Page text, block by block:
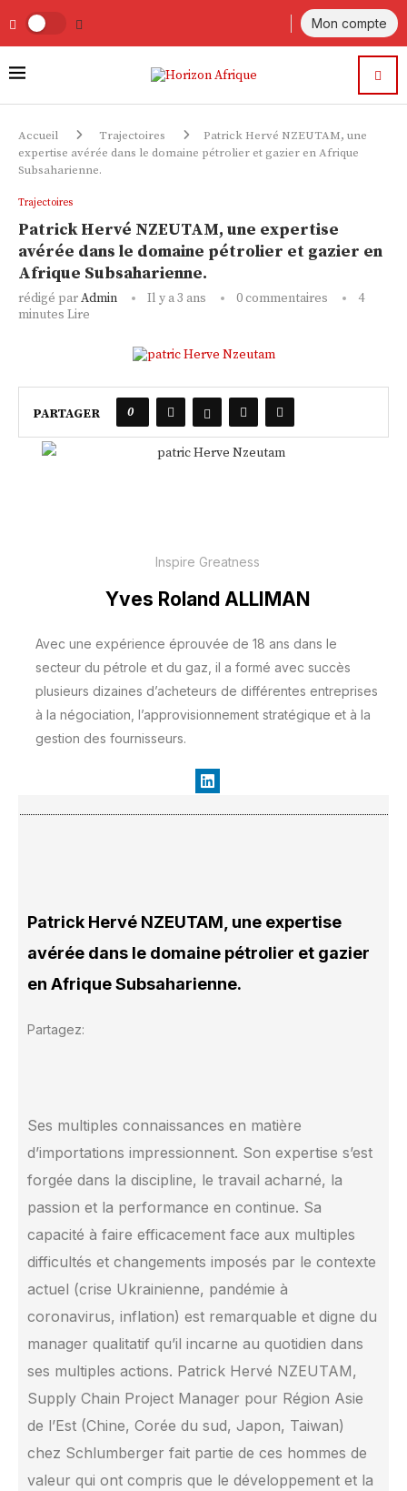
Mon compte
Accueil Trajectoires
Patrick Hervé NZEUTAM, une
expertise avérée dans le domaine pétrolier et gazier en Afrique
Subsaharienne.
Trajectoires
Patrick Hervé NZEUTAM, une expertise
avérée dans le domaine pétrolier et gazier en
Afrique Subsaharienne.
rédigé parAdmin Il y a 3 ans 0 commentaires
4
minutes Lire
PARTAGER 0
Inspire Greatness
Yves Roland ALLIMAN
Avec une expérience éprouvée de 18 ans dans le
secteur du pétrole et du gaz, il a formé avec succès
plusieurs dizaines d’acheteurs de différentes entreprises
à la négociation, l’approvisionnement stratégique et à la
gestion des fournisseurs.
Patrick Hervé NZEUTAM, une expertise
avérée dans le domaine pétrolier et gazier
en Afrique Subsaharienne.
Partagez:
Ses multiples connaissances en matière
d’importations impressionnent. Son expertise s’est
forgée dans la discipline, le travail acharné, la
passion et la performance en continue. Sa
capacité à faire efficacement face aux multiples
difficultés et changements imposés par le contexte
actuel (crise Ukrainienne, pandémie à
coronavirus, inflation) est remarquable et digne du
manager qualitatif qu’il incarne au quotidien dans
ses multiples actions. Patrick Hervé NZEUTAM,
Supply Chain Project Manager pour Région Asie
de l’Est (Chine, Corée du sud, Japon, Taiwan)
chez Schlumberger fait partie de ces hommes de
valeur qui ont compris que le développement et la